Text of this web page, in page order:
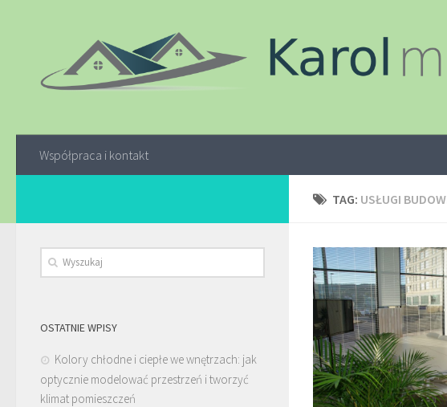
Współpraca i kontakt
TAG: USŁUGI
OSTATNIE WPISY
Kolory chłodne i ciepłe we wnętrzach: jak
optycznie modelować przestrzeń i tworzyć
klimat pomieszczeń